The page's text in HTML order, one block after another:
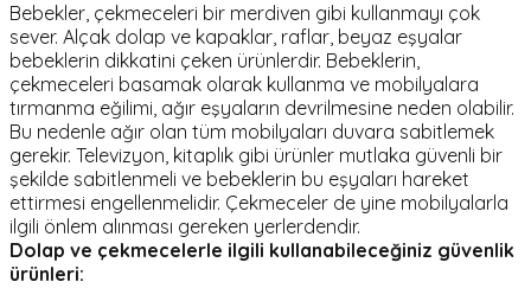
Bebekler, çekmeceleri bir merdiven gibi kullanmayı çok
sever. Alçak dolap ve kapaklar, raflar, beyaz eşyalar
bebeklerin dikkatini çeken ürünlerdir. Bebeklerin,
çekmeceleri basamak olarak kullanma ve mobilyalara
tırmanma eğilimi, ağır eşyaların devrilmesine neden olabilir.
Bu nedenle ağır olan tüm mobilyaları duvara sabitlemek
gerekir. Televizyon, kitaplık gibi ürünler mutlaka güvenli bir
şekilde sabitlenmeli ve bebeklerin bu eşyaları hareket
ettirmesi engellenmelidir. Çekmeceler de yine mobilyalarla
ilgili önlem alınması gereken yerlerdendir.
Dolap ve çekmecelerle ilgili kullanabileceğiniz güvenlik
ürünleri: